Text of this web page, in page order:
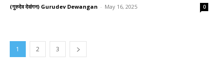
(गुरुदेव देवांगन) Gurudev Dewangan - May 16, 2025 0
1 2 3